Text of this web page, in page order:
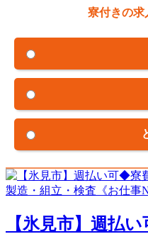
寮付きの求
【氷見市】週払